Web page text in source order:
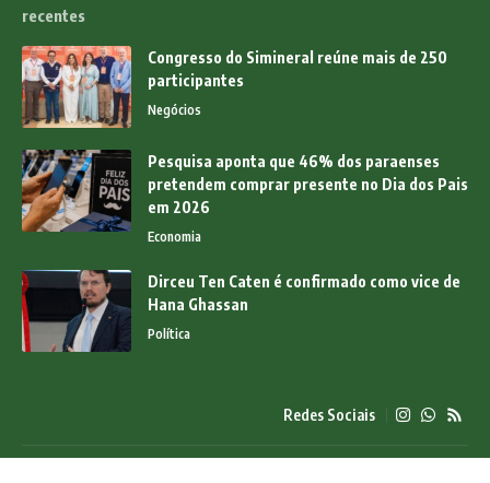
recentes
Congresso do Simineral reúne mais de 250
participantes
Negócios
Pesquisa aponta que 46% dos paraenses
pretendem comprar presente no Dia dos Pais
em 2026
Economia
Dirceu Ten Caten é confirmado como vice de
Hana Ghassan
Política
Redes Sociais